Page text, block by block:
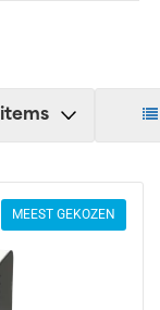
MEEST GEKOZEN